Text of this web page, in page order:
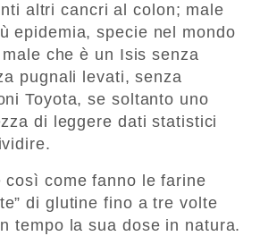
altri cancri al colon; male
epidemia, specie nel mondo
che è un Isis senza
pugnali levati, senza
Toyota, se soltanto uno
di leggere dati statistici
così come fanno le farine
di glutine fino a tre volte
tempo la sua dose in natura.